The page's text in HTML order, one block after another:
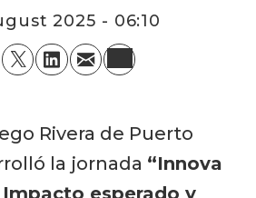
2025 - 06:10
Rivera de Puerto
la jornada “Innova
esperado y